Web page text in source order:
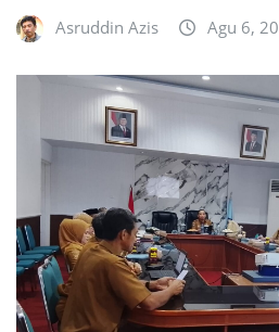
Asruddin Azis Agu 6,